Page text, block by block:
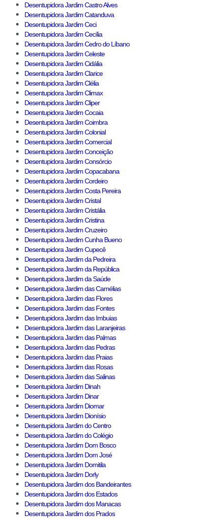
Desentupidora Jardim Castro Alves
Desentupidora Jardim Catanduva
Desentupidora Jardim Ceci
Desentupidora Jardim Cecília
Desentupidora Jardim Cedro do Líbano
Desentupidora Jardim Celeste
Desentupidora Jardim Cidália
Desentupidora Jardim Clarice
Desentupidora Jardim Clélia
Desentupidora Jardim Climax
Desentupidora Jardim Cliper
Desentupidora Jardim Cocaia
Desentupidora Jardim Coimbra
Desentupidora Jardim Colonial
Desentupidora Jardim Comercial
Desentupidora Jardim Conceição
Desentupidora Jardim Consórcio
Desentupidora Jardim Copacabana
Desentupidora Jardim Cordeiro
Desentupidora Jardim Costa Pereira
Desentupidora Jardim Cristal
Desentupidora Jardim Cristália
Desentupidora Jardim Cristina
Desentupidora Jardim Cruzeiro
Desentupidora Jardim Cunha Bueno
Desentupidora Jardim Cupecê
Desentupidora Jardim da Pedreira
Desentupidora Jardim da República
Desentupidora Jardim da Saúde
Desentupidora Jardim das Camélias
Desentupidora Jardim das Flores
Desentupidora Jardim das Fontes
Desentupidora Jardim das Imbuias
Desentupidora Jardim das Laranjeiras
Desentupidora Jardim das Palmas
Desentupidora Jardim das Pedras
Desentupidora Jardim das Praias
Desentupidora Jardim das Rosas
Desentupidora Jardim das Salinas
Desentupidora Jardim Dinah
Desentupidora Jardim Dinar
Desentupidora Jardim Diomar
Desentupidora Jardim Dionísio
Desentupidora Jardim do Centro
Desentupidora Jardim do Colégio
Desentupidora Jardim Dom Bosco
Desentupidora Jardim Dom José
Desentupidora Jardim Domitila
Desentupidora Jardim Dorly
Desentupidora Jardim dos Bandeirantes
Desentupidora Jardim dos Estados
Desentupidora Jardim dos Manacas
Desentupidora Jardim dos Prados